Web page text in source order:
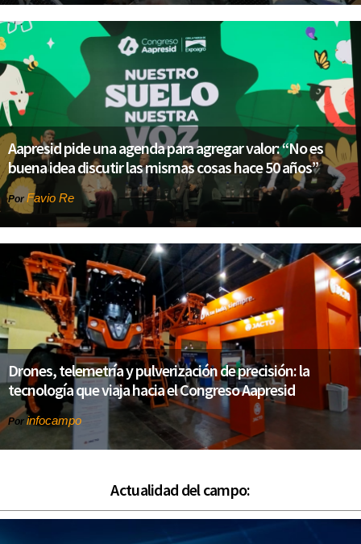
Aapresid pide una agenda para agregar valor: “No es
buena idea discutir las mismas cosas hace 50 años”
PorFavio Re
Drones, telemetría y pulverización de precisión: la
tecnología que viaja hacia el Congreso Aapresid
Por infocampo
Actualidad del campo: